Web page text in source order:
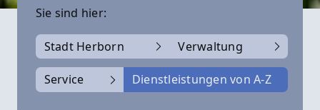
Sie sind hier:
Stadt Herborn Verwaltung
Service Dienstleistungen von A-Z